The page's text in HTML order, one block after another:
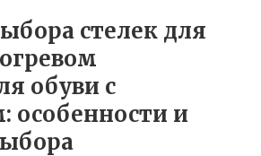
стелек для